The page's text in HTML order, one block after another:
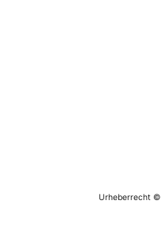
Urheberrecht ©